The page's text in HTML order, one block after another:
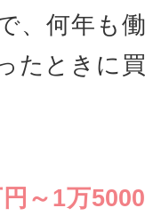
、何年も
たときに
～1万